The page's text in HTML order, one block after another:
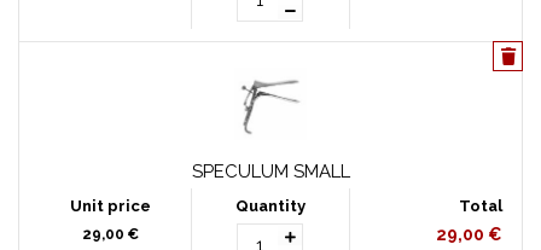
SPECULUM SMALL
29,00 € 29,00 €